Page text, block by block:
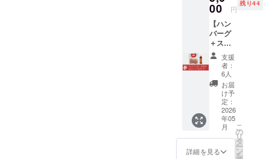
酸Na]
《アレ
ルゲン
情報》
小麦、
大豆を
含む
《消費
期限》
発送日
より180
日（冷
凍保
ゆ、り
んご果
汁、野
菜果汁
[玉ね
ぎ、
しょう
が、に
んじ
ん]、に
んに
く、ご
ま油、
一味唐
調味料
い。 ※
便でお
送りい
たしま
す。
《内
容》 ・
大畠の
ホルモ
250g（
特製
「焼肉
のた
れ」付
慢の
「じん
ぎすか
ん」を
お届け
しま
す。驚
くほど
柔らか
く、臭
みのな
い深い
コクが
特徴で
す。 ※
クール
00 円
残り44
【ハン
バーグ
＋ス
テーキ
のた
れ】 お
となサ
イズの
給食ハ
ンバー
グ！厳
選した
牛肉と
北海道
支援
者：
6人
お届
け予
定：
2026
年05
月
詳細を見る
こ
の
リ
タ
ー
ン
を